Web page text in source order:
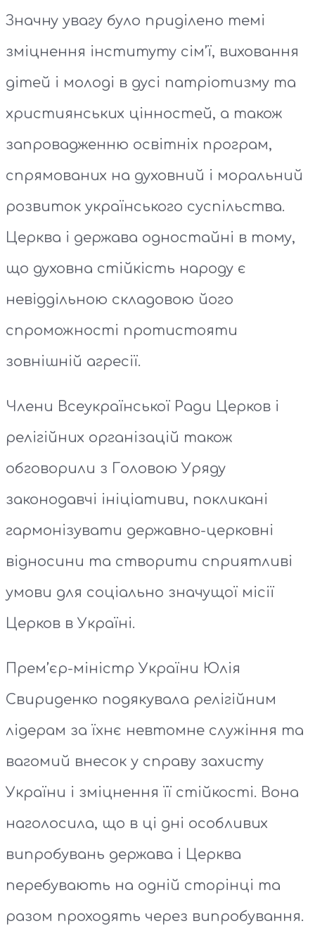
Значну увагу було приділено темі
зміцнення інституту сім’ї, виховання
дітей і молоді в дусі патріотизму та
християнських цінностей, а також
запровадженню освітніх програм,
спрямованих на духовний і моральний
розвиток українського суспільства.
Церква і держава одностайні в тому,
що духовна стійкість народу є
невіддільною складовою його
спроможності протистояти
зовнішній агресії.
Члени Всеукраїнської Ради Церков і
релігійних організацій також
обговорили з Головою Уряду
законодавчі ініціативи, покликані
гармонізувати державно-церковні
відносини та створити сприятливі
умови для соціально значущої місії
Церков в Україні.
Прем’єр-міністр України Юлія
Свириденко подякувала релігійним
лідерам за їхнє невтомне служіння та
вагомий внесок у справу захисту
України і зміцнення її стійкості. Вона
наголосила, що в ці дні особливих
випробувань держава і Церква
перебувають на одній сторінці та
разом проходять через випробування.